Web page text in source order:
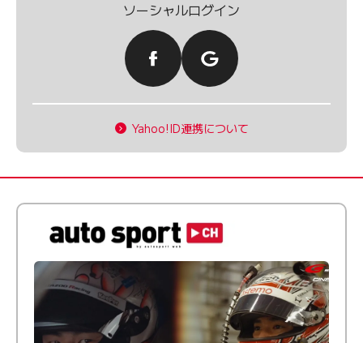
ソーシャルログイン
Yahoo!ID連携について